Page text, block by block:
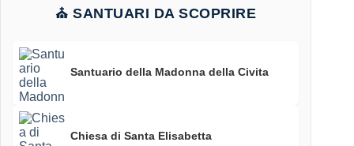
⛪ SANTUARI DA SCOPRIRE
Santuario della Madonna della Civita
Chiesa di Santa Elisabetta